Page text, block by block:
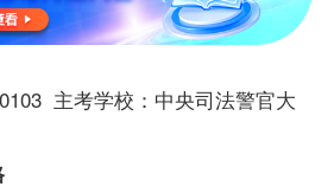
主考学校：中央司法警官大